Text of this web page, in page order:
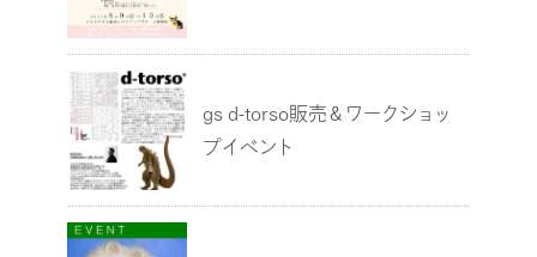
gs d-torso販売＆ワークショッ
プイベント